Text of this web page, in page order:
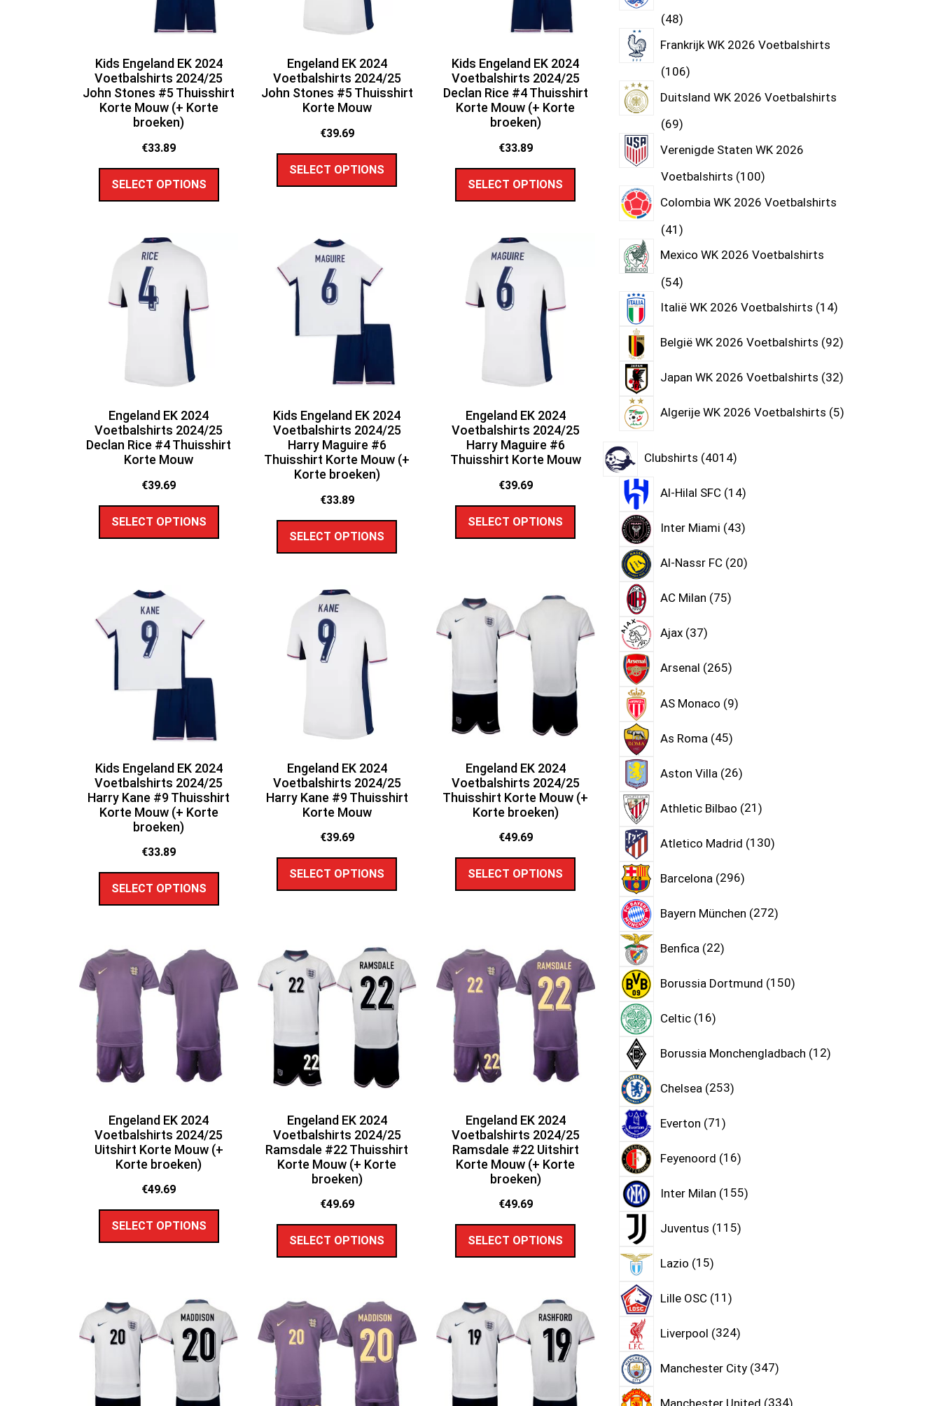
Kids Engeland EK 2024
Voetbalshirts 2024/25
John Stones #5 Thuisshirt
Korte Mouw (+ Korte
broeken)
€33.89
SELECT OPTIONS
Engeland EK 2024
Voetbalshirts 2024/25
John Stones #5 Thuisshirt
Korte Mouw
€39.69
SELECT OPTIONS
Kids Engeland EK 2024
Voetbalshirts 2024/25
Declan Rice #4 Thuisshirt
Korte Mouw (+ Korte
broeken)
€33.89
SELECT OPTIONS
Engeland EK 2024
Voetbalshirts 2024/25
Declan Rice #4 Thuisshirt
Korte Mouw
€39.69
SELECT OPTIONS
Kids Engeland EK 2024
Voetbalshirts 2024/25
Harry Maguire #6
Thuisshirt Korte Mouw (+
Korte broeken)
€33.89
SELECT OPTIONS
Engeland EK 2024
Voetbalshirts 2024/25
Harry Maguire #6
Thuisshirt Korte Mouw
€39.69
SELECT OPTIONS
Kids Engeland EK 2024
Voetbalshirts 2024/25
Harry Kane #9 Thuisshirt
Korte Mouw (+ Korte
broeken)
€33.89
SELECT OPTIONS
Engeland EK 2024
Voetbalshirts 2024/25
Harry Kane #9 Thuisshirt
Korte Mouw
€39.69
SELECT OPTIONS
Engeland EK 2024
Voetbalshirts 2024/25
Thuisshirt Korte Mouw (+
Korte broeken)
€49.69
SELECT OPTIONS
Engeland EK 2024
Voetbalshirts 2024/25
Uitshirt Korte Mouw (+
Korte broeken)
€49.69
SELECT OPTIONS
Engeland EK 2024
Voetbalshirts 2024/25
Ramsdale #22 Thuisshirt
Korte Mouw (+ Korte
broeken)
€49.69
SELECT OPTIONS
Engeland EK 2024
Voetbalshirts 2024/25
Ramsdale #22 Uitshirt
Korte Mouw (+ Korte
broeken)
€49.69
SELECT OPTIONS
48
Frankrijk WK 2026 Voetbalshirts
106
Duitsland WK 2026 Voetbalshirts
69
Verenigde Staten WK 2026
Voetbalshirts 100
Colombia WK 2026 Voetbalshirts
41
Mexico WK 2026 Voetbalshirts
54
Italië WK 2026 Voetbalshirts 14
België WK 2026 Voetbalshirts 92
Japan WK 2026 Voetbalshirts 32
Algerije WK 2026 Voetbalshirts 5
Clubshirts 4014
Al-Hilal SFC 14
Inter Miami 43
Al-Nassr FC 20
AC Milan 75
Ajax 37
Arsenal 265
AS Monaco 9
As Roma 45
Aston Villa 26
Athletic Bilbao 21
Atletico Madrid 130
Barcelona 296
Bayern München 272
Benfica 22
Borussia Dortmund 150
Celtic 16
Borussia Monchengladbach 12
Chelsea 253
Everton 71
Feyenoord 16
Inter Milan 155
Juventus 115
Lazio 15
Lille OSC 11
Liverpool 324
Manchester City 347
Manchester United 334